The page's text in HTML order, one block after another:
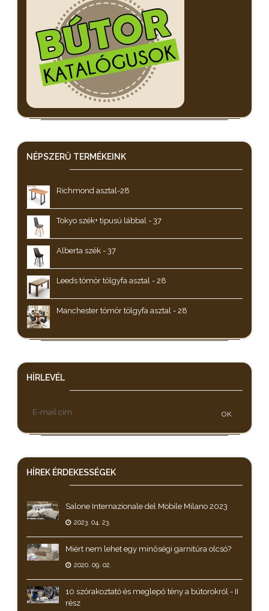
NÉPSZERŰ TERMÉKEINK
Richmond asztal-28
Tokyo szék+ tipusú lábbal - 37
Alberta szék - 37
Leeds tömör tölgyfa asztal - 28
Manchester tömör tölgyfa asztal - 28
HÍRLEVÉL
OK
HÍREK ÉRDEKESSÉGEK
Salone Internazionale del Mobile Milano 2023
2023. 04. 23.
Miért nem lehet egy minőségi garnitúra olcsó?
2020. 09. 02.
10 szórakoztató és meglepő tény a bútorokról - II
rész